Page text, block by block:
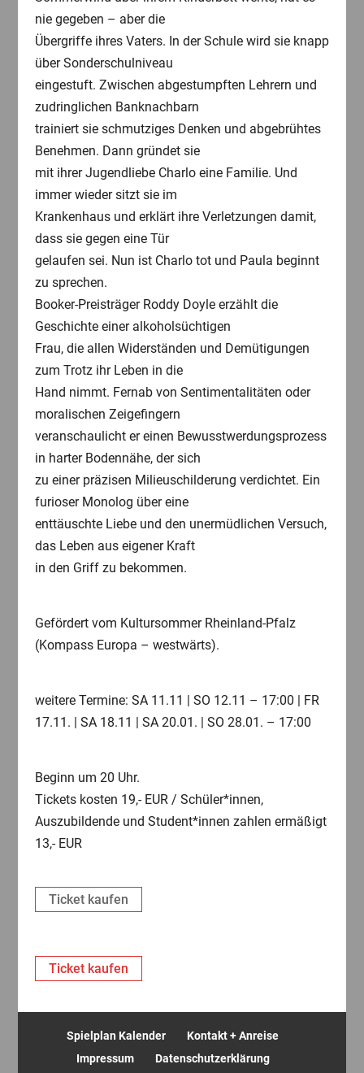
nie gegeben – aber die
Übergriffe ihres Vaters. In der Schule wird sie knapp
über Sonderschulniveau
eingestuft. Zwischen abgestumpften Lehrern und
zudringlichen Banknachbarn
trainiert sie schmutziges Denken und abgebrühtes
Benehmen. Dann gründet sie
mit ihrer Jugendliebe Charlo eine Familie. Und
immer wieder sitzt sie im
Krankenhaus und erklärt ihre Verletzungen damit,
dass sie gegen eine Tür
gelaufen sei. Nun ist Charlo tot und Paula beginnt
zu sprechen.
Booker-Preisträger Roddy Doyle erzählt die
Geschichte einer alkoholsüchtigen
Frau, die allen Widerständen und Demütigungen
zum Trotz ihr Leben in die
Hand nimmt. Fernab von Sentimentalitäten oder
moralischen Zeigefingern
veranschaulicht er einen Bewusstwerdungsprozess
in harter Bodennähe, der sich
zu einer präzisen Milieuschilderung verdichtet. Ein
furioser Monolog über eine
enttäuschte Liebe und den unermüdlichen Versuch,
das Leben aus eigener Kraft
in den Griff zu bekommen.
Gefördert vom Kultursommer Rheinland-Pfalz
(Kompass Europa – westwärts).
weitere Termine: SA 11.11 | SO 12.11 – 17:00 | FR
17.11. | SA 18.11 | SA 20.01. | SO 28.01. – 17:00
Beginn um 20 Uhr.
Tickets kosten 19,- EUR / Schüler*innen,
Auszubildende und Student*innen zahlen ermäßigt
13,- EUR
Ticket kaufen
Ticket kaufen
Spielplan Kalender
Kontakt + Anreise
Impressum
Datenschutzerklärung